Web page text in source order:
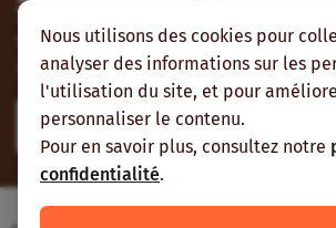
Nous utilisons des cookies pour
analyser des informations sur les
l'utilisation du site, et pour
personnaliser le contenu.
Pour en savoir plus, consultez notre
confidentialité.
Suivez-nous
Vous pouvez aussi vous abonner à nos
suivre sur les réseaux sociaux.